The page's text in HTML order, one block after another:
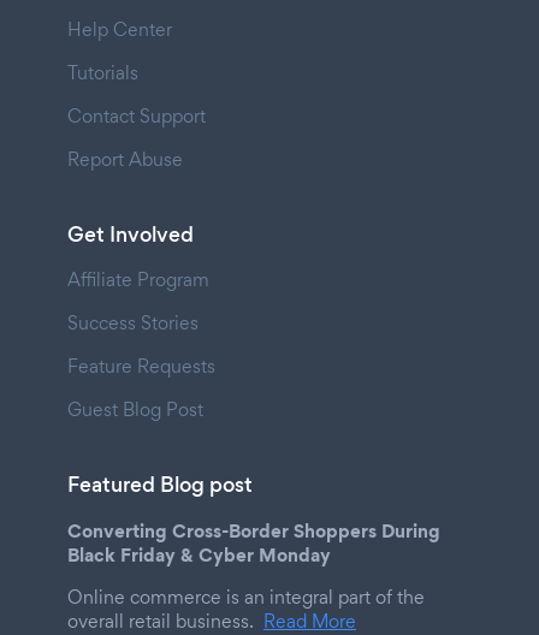
Help Center
Tutorials
Contact Support
Report Abuse
Get Involved
Affiliate Program
Success Stories
Feature Requests
Guest Blog Post
Featured Blog post
Converting Cross-Border Shoppers During
Black Friday & Cyber Monday
Online commerce is an integral part of the
overall retail business. Read More